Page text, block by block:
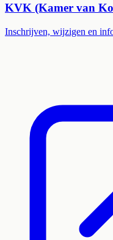
KVK (Kamer van
Inschrijven, wijzigen en